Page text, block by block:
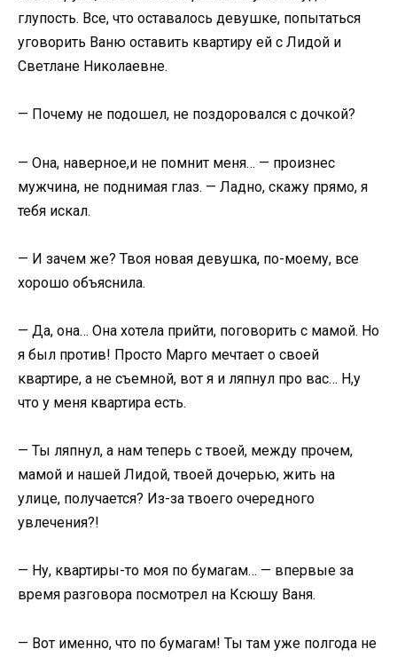
глупость. Все, что оставалось девушке, попытаться
уговорить Ваню оставить квартиру ей с Лидой и
Светлане Николаевне.
— Почему не подошел, не поздоровался с дочкой?
— Она, наверное,и не помнит меня… — произнес
мужчина, не поднимая глаз. — Ладно, скажу прямо, я
тебя искал.
— И зачем же? Твоя новая девушка, по-моему, все
хорошо объяснила.
— Да, она… Она хотела прийти, поговорить с мамой. Но
я был против! Просто Марго мечтает о своей
квартире, а не съемной, вот я и ляпнул про вас… Н,у
что у меня квартира есть.
— Ты ляпнул, а нам теперь с твоей, между прочем,
мамой и нашей Лидой, твоей дочерью, жить на
улице, получается? Из-за твоего очередного
увлечения?!
— Ну, квартиры-то моя по бумагам… — впервые за
время разговора посмотрел на Ксюшу Ваня.
— Вот именно, что по бумагам! Ты там уже полгода не